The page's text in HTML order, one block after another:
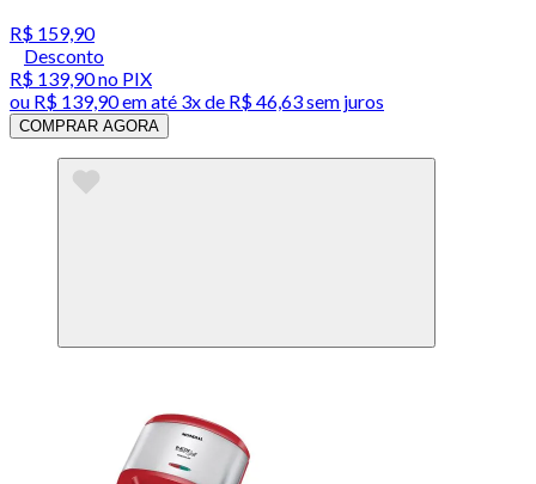
R$ 159,90
Desconto
R$ 139,90no PIX
ou R$ 139,90em até 3x de R$ 46,63 sem juros
COMPRAR AGORA